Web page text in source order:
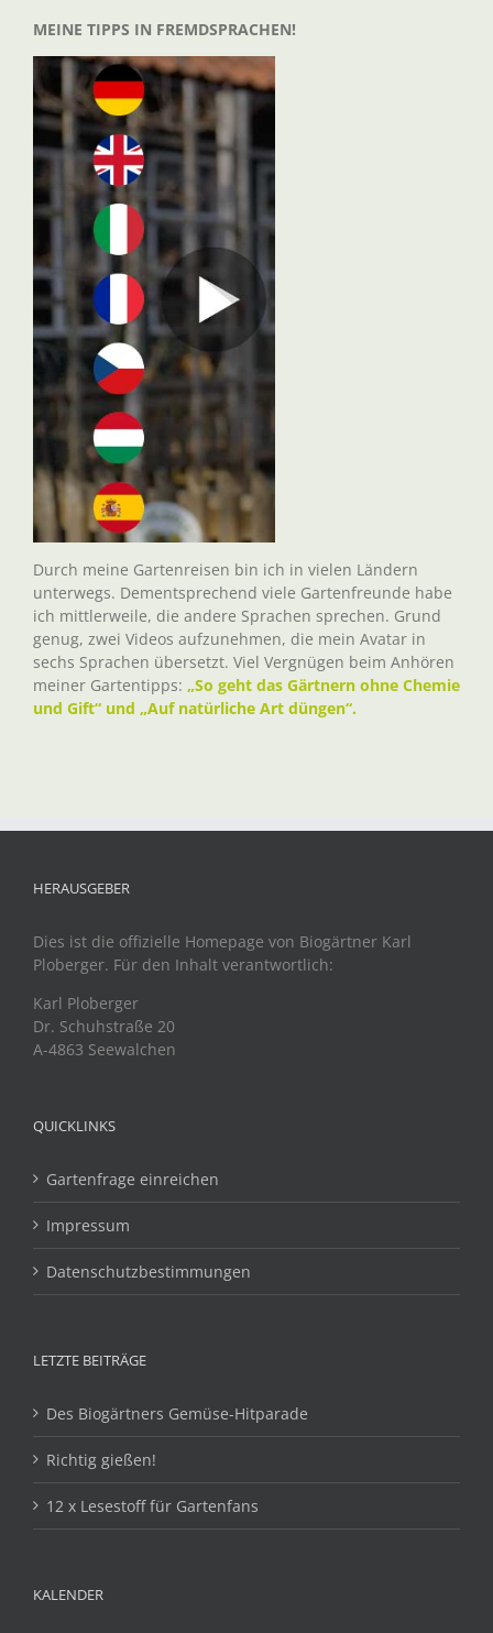
MEINE TIPPS IN FREMDSPRACHEN!
Durch meine Gartenreisen bin ich in vielen Ländern
unterwegs. Dementsprechend viele Gartenfreunde habe
ich mittlerweile, die andere Sprachen sprechen. Grund
genug, zwei Videos aufzunehmen, die mein Avatar in
sechs Sprachen übersetzt. Viel Vergnügen beim Anhören
meiner Gartentipps: „So geht das Gärtnern ohne Chemie
und Gift“ und „Auf natürliche Art düngen“.
HERAUSGEBER
Dies ist die offizielle Homepage von Biogärtner Karl
Ploberger. Für den Inhalt verantwortlich:
Karl Ploberger
Dr. Schuhstraße 20
A-4863 Seewalchen
QUICKLINKS
Gartenfrage einreichen
Impressum
Datenschutzbestimmungen
LETZTE BEITRÄGE
Des Biogärtners Gemüse-Hitparade
Richtig gießen!
12 x Lesestoff für Gartenfans
KALENDER